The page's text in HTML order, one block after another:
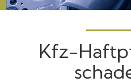
Kfz-